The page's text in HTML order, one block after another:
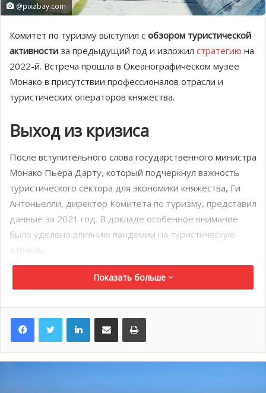
@pixabay.com
Комитет по туризму выступил с обзором туристической
активности за предыдущий год и изложил стратегию на
2022-й. Встреча прошла в Океанографическом музее
Монако в присутствии профессионалов отрасли и
туристических операторов княжества.
Выход из кризиса
После вступительного слова государственного министра
Монако Пьера Дарту, который подчеркнул важность
туристического сектора для экономики княжества, Ги
Антоньелли, директор Комитета по туризму, представил
данные за 2021 год. В докладе особенное внимание
было уделено влиянию пандемии на туристическую
отрасль.
Статистика показала, чторезультаты прошлого года
2020-гоблагодаря увеличению числа гостей из
Франции, Италии, Германии, Швейцарии и Ближнего
Востока.
Показать больше
LinkedInПоделиться по электронной почте Распечатать